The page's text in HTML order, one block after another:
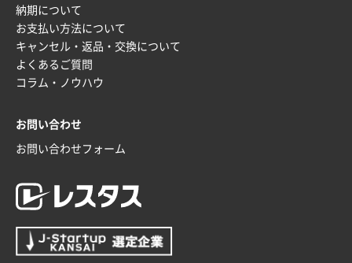
かったため
山口県P社様
【トートバッグ・エコバッグ】特別ご注文ページ
③1枚
希望の商品の取り扱いがあったので
200枚
いつもきちんとしてる。
納期について
お支払い方法について
キャンセル・返品・交換について
よくあるご質問
コラム・ノウハウ
お問い合わせ
お問い合わせフォーム